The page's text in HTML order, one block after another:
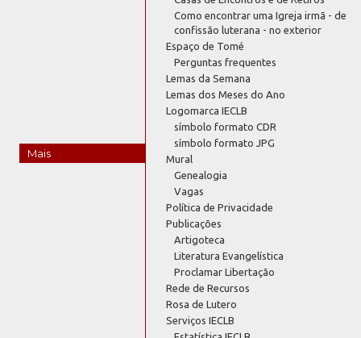
Mais
Como encontrar uma Igreja irmã - de
confissão luterana - no exterior
Espaço de Tomé
Perguntas frequentes
Lemas da Semana
Lemas dos Meses do Ano
Logomarca IECLB
símbolo formato CDR
símbolo formato JPG
Mural
Genealogia
Vagas
Política de Privacidade
Publicações
Artigoteca
Literatura Evangelística
Proclamar Libertação
Rede de Recursos
Rosa de Lutero
Serviços IECLB